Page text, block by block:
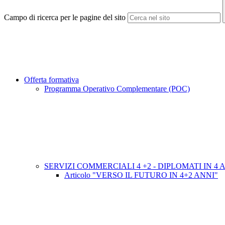
Campo di ricerca per le pagine del sito
Offerta formativa
Programma Operativo Complementare (POC)
SERVIZI COMMERCIALI 4 +2 - DIPLOMATI IN 4
Articolo "VERSO IL FUTURO IN 4+2 ANNI"